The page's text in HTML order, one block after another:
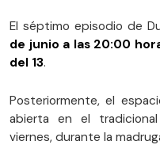
El séptimo episodio de
de junio a las 20:00
del 13.
Posteriormente, el
abierta en el
viernes, durante la